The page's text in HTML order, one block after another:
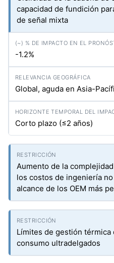
capacidad de fundición
de señal mixta
-1.2%
Global, aguda en Asia-
Corto plazo (≤2 años)
Aumento de la
los costos de ingeniería
alcance de los OEM más
Límites de gestión
consumo ultradelgados